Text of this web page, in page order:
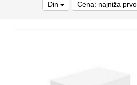
Din Cena: najniža prvo